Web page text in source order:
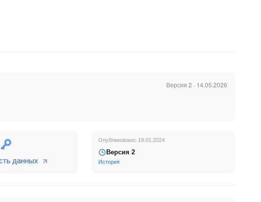
Версия 2 · 14.05.2026
данных
Опубликовано: 19.01.2024
Версия 2
История